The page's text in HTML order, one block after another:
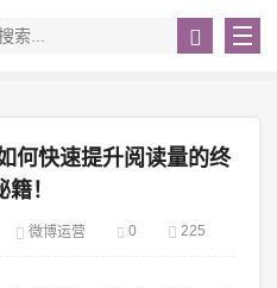
何快速提升阅读量的终
籍！
微博运营 0 225